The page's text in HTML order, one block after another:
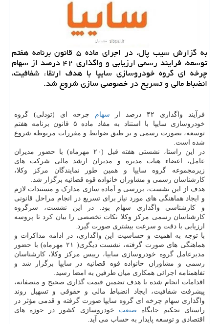
به گزارش سیب پال، در اجرای ماده ۵ قانون برنامه هفتم
توسعه، فرایند رسمی ارزیابی و واگذاری ۴۲ درصد از سهام
چرخه ای گروه خودروسازی سایپا با هدف ارتقاء شفافیت،
انضباط مالی و تسریع در خصوصی سازی شروع شد.
فرآیند واگذاری ۴۲ درصد از سهام چرخه ای (تودلی) گروه
خودروسازی سایپا با استناد به مفاد ماده ۵ قانون برنامه هفتم
توسعه، بصورت رسمی و بر طبق ضوابط و مقررات مربوطه شروع
شده است.
در این راستا، نشستی هفته قبل (۲۰ مهرماه) با حضور مدیران
عامل، اعضاء هیات مدیره و مدیران ارشد مالی شرکت های
زیرمجموعه گروه سایپا و همین طور نمایندگان مرکز وکلا،
کارشناسان رسمی و مشاوران خانواده قوه قضائیه برگزار شد.
هدف از این نشست، بررسی و آماده سازی مدارک و مستندات لازم
و ایجاد هماهنگی های مورد نیاز برای تسریع در انجام مراحل قانونی
و کارشناسی واگذاری سهام بود. در این نشست، سرگروه
کارشناسان رسمی مرکز وکلا نکات تخصصی را بیان کرد تا پروسه
ارزیابی با دقت و سرعت بیشتری صورت گیرد.
با توجه به اهمیت و حساسیت این واگذاری، در ادامه مذاکرات و
هماهنگی های صورت گرفته، نشست دیگری( ۲۱ مهرماه) با حضور
مدیرعامل گروه خودروسازی سایپا، رییس مرکز وکلا، کارشناسان
رسمی و مشاوران خانواده قوه قضائیه در سایپا برگزار شد و
تفاهمنامه اجرائی همکاری میان طرفین به امضا رسید.
اقدامات انجام شده با هدف تضمین قیمت گذاری صحیح و منصفانه،
پیشرفت شفافیت، ایجاد انضباط مالی و حقوقی و تسهیل روند
واگذاری سهام چرخه ای گروه سایپا صورت گرفته و قدمی مؤثر در
راستای تحکیم جایگاه صنعت خودروسازی کشور در حوزه های
اقتصادی و توسعه پایدار به حساب می آید.